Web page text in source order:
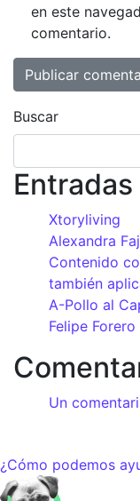
en este
comentario.
Buscar
Xtoryliving
Alexandra
Contenido
también
A-Pollo al
Felipe Forero
Un
¿Cómo podemos